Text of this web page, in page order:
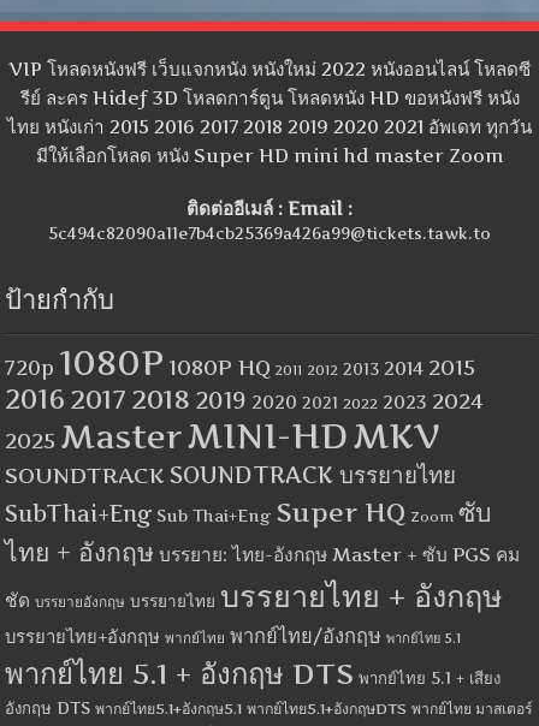
VIP โหลดหนังฟรี เว็บแจกหนัง หนังใหม่ 2022 หนังออนไลน์ โหลดซี
รีย์ ละคร Hidef 3D โหลดการ์ตูน โหลดหนัง HD ขอหนังฟรี หนัง
ไทย หนังเก่า 2015 2016 2017 2018 2019 2020 2021 อัพเดท ทุกวัน
มีให้เลือกโหลด หนัง Super HD mini hd master Zoom
ติดต่ออีเมล์ : Email :
5c494c82090a11e7b4cb25369a426a99@tickets.tawk.to
ป้ายกำกับ
720p 1080P 1080P HQ 2011 2012 2013 2014 2015
2016 2017 2018 2019 2020 2021 2022 2023 2024
2025 MasterMINI-HDMKV
SOUNDTRACK SOUNDTRACK บรรยายไทย
SubThai+Eng Sub Thai+Eng Super HQ Zoom ซับ
ไทย + อังกฤษ บรรยาย: ไทย-อังกฤษ Master + ซับ PGS คม
ชัด บรรยายอังกฤษ บรรยายไทย บรรยายไทย + อังกฤษ
บรรยายไทย+อังกฤษ พากย์ไทย พากย์ไทย/อังกฤษ พากย์ไทย 5.1
พากย์ไทย 5.1 + อังกฤษ DTS พากย์ไทย 5.1 + เสียง
อังกฤษ DTS พากย์ไทย5.1+อังกฤษ5.1 พากย์ไทย5.1+อังกฤษDTS พากย์ไทย มาสเตอร์